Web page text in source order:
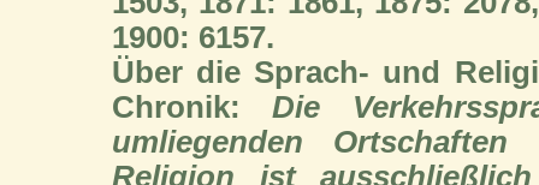
1900: 6157.
Über die Sprach- und
Chronik:Die
umliegenden
Religion ist